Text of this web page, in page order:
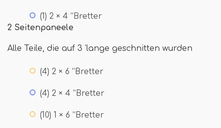
(1) 2 × 4 ”Bretter
2 Seitenpaneele
Alle Teile, die auf 3 'lange geschnitten wurden
(4) 2 × 6 ”Bretter
(4) 2 × 4 ”Bretter
(10) 1 × 6 ”Bretter